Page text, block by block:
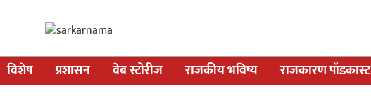
विशेष प्रशासन वेब स्टोरीज राजकीय भविष्य राजकारण पॉडकास्ट